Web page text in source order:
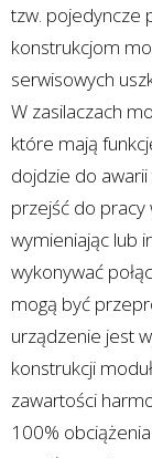
tzw. pojedyncze
konstrukcjom
serwisowych
W zasilaczach
które mają
dojdzie do
przejść do pracy
wymieniając lub
wykonywać
mogą być
urządzenie jest
konstrukcji
zawartości
100%